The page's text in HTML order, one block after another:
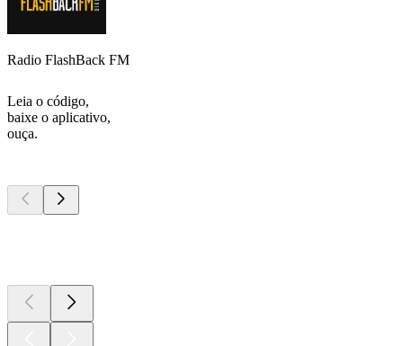
Radio FlashBack FM
Leia o código,
baixe o aplicativo,
ouça.